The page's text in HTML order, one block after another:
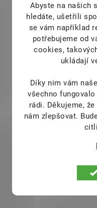
Abyste na našich
hledáte, ušetřili
se vám například
potřebujeme od
cookies,
ukládají
Díky nim vám
všechno
rádi. Děkujeme,
nám zlepšovat.
4Slim 100% džem
jahodový 280 g
99 Kč
100% ovocné džemy
konzervanty ani jiné